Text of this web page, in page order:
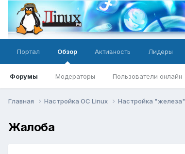
Портал Обзор
Форумы Модераторы Пользователи онлайн
Активность Лидеры
Главная Настройка ОС Linux Настройка "железа"
Жалоба